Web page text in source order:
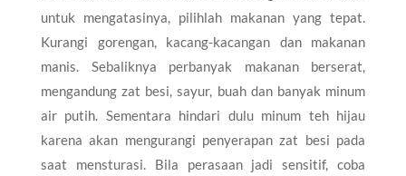
untuk mengatasinya, pilihlah makanan yang tepat.
Kurangi gorengan, kacang-kacangan dan makanan
manis. Sebaliknya perbanyak makanan berserat,
mengandung zat besi, sayur, buah dan banyak minum
air putih. Sementara hindari dulu minum teh hijau
karena akan mengurangi penyerapan zat besi pada
saat mensturasi. Bila perasaan jadi sensitif, coba